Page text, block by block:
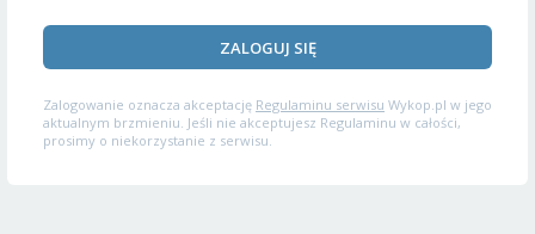
ZALOGUJ SIĘ
Zalogowanie oznacza akceptację Regulaminu serwisu Wykop.pl w jego
aktualnym brzmieniu. Jeśli nie akceptujesz Regulaminu w całości,
prosimy o niekorzystanie z serwisu.